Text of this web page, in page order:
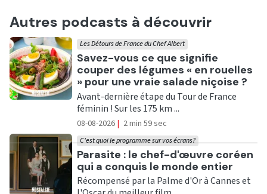
Autres podcasts à découvrir
Ecouter
Savez-vous ce que signifie
couper des légumes « en rouelles
» pour une vraie salade niçoise ?
Les Détours de France du Chef Albert
Avant-dernière étape du Tour de France
féminin ! Sur les 175 km ...
08-08-2026 | 2 min 59 sec
Ecouter
Parasite : le chef-d'œuvre coréen
qui a conquis le monde entier
C'est quoi le programme sur vos écrans?
Récompensé par la Palme d'Or à Cannes et